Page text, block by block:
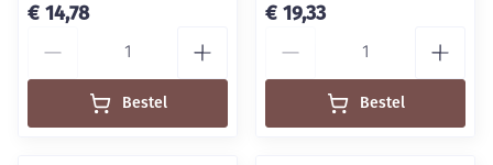
€ 14,78
Bestel
€ 19,33
Bestel